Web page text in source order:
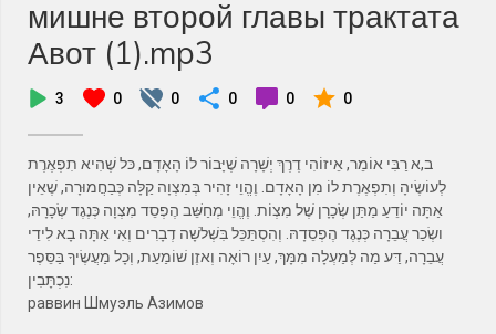
мишне второй главы трактата
Авот (1).mp3
3 0 0 0 0 0
ב,א רַבִּי אוֹמֵר, אֵיזוֹהִי דֶרֶךְ יְשָׁרָה שֶׁיָּבוֹר לוֹ הָאָדָם, כּל שֶׁהִיא תִפְאֶרֶת
לְעוֹשֶׂיהָ וְתִפְאֶרֶת לוֹ מִן הָאָדָם. וֶהֱוֵי זָהִיר ‏בְּמִצְוָה קַלָּה כְּבַחֲמוּרָה, שֶׁאֵין
אַתָּה יוֹדֵעַ מַתַּן שְׂכָרָן שֶׁל מִצְוֹת. וֶהֱוֵי מְחַשֵּׁב הֶפְסֵד מִצְוָה כְּנֶגֶד שְׂכָרָהּ,
ושְׂכַר ‏עֲבֵרָה כְּנֶגֶד הֶפְסֵדָהּ. וְהִסְתַּכֵּל בִּשְׁלשָׁה דְבָרִים וְאִי אַתָּה בָא לִידֵי
עֲבֵרָה, דַּע מַה לְּמַעְלָה מִמָּךְ, עַיִן רוֹאָה וְאזֶן ‏שׁוֹמַעַת, וְכָל מַעֲשֶׂיךָ בַּסֵּפֶר
נִכְתָּבִין:
раввин Шмуэль Азимов